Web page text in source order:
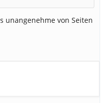
unangenehme von Seiten